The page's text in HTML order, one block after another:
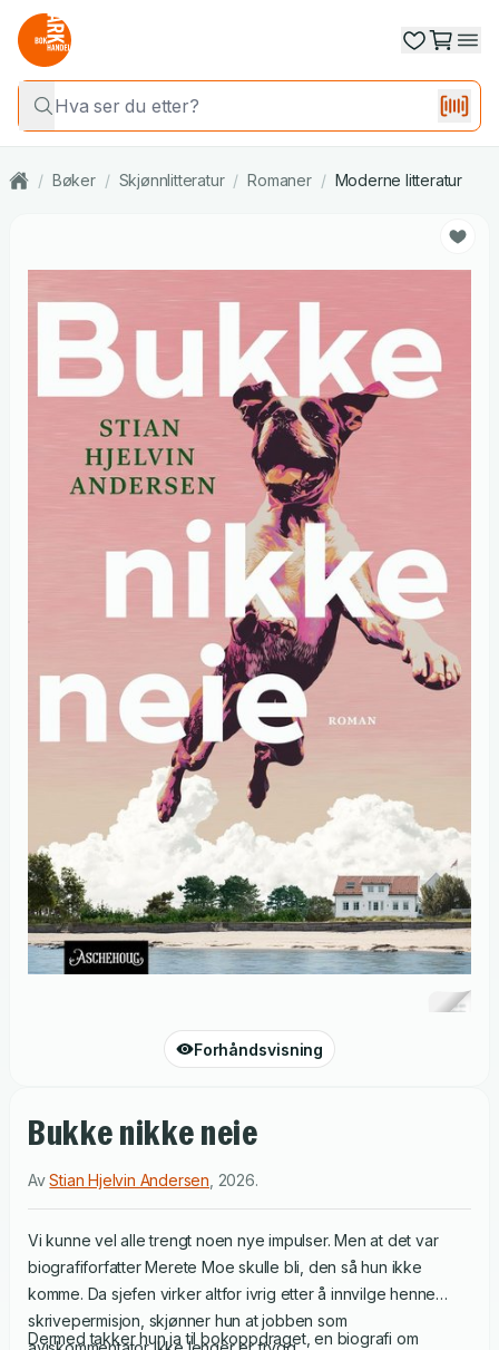
/ Bøker / Skjønnlitteratur / Romaner / Moderne litteratur
Forhåndsvisning
Bukke nikke neie
AvStian Hjelvin Andersen 2026.
Vi kunne vel alle trengt noen nye impulser. Men at det var
biografiforfatter Merete Moe skulle bli, den så hun ikke
komme. Da sjefen virker altfor ivrig etter å innvilge henne
skrivepermisjon, skjønner hun at jobben som
Dermed takker hun ja til bokoppdraget, en biografi om